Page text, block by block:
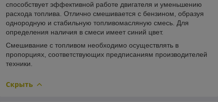
способствует эффективной работе двигателя и уменьшению
расхода топлива. Отлично смешивается с бензином, образуя
однородную и стабильную топливомасляную смесь. Для
определения наличия в смеси имеет синий цвет.
Смешивание с топливом необходимо осуществлять в
пропорциях, соответствующих предписаниям производителей
техники.
Скрыть